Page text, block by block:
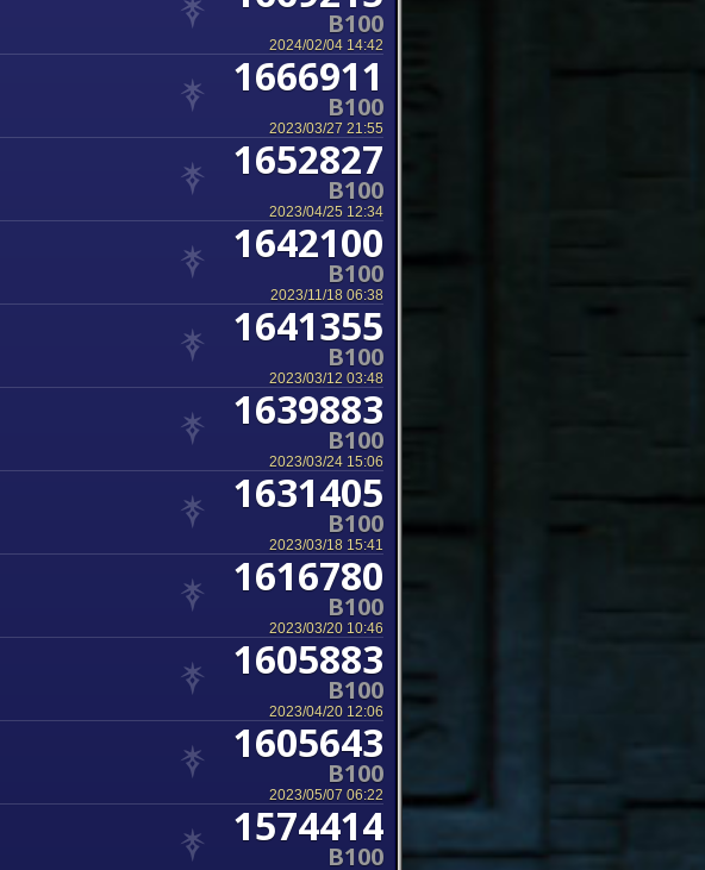
B100
2024/02/04 14:42
1666911
B100
2023/03/27 21:55
1652827
B100
2023/04/25 12:34
1642100
B100
2023/11/18 06:38
1641355
B100
2023/03/12 03:48
1639883
B100
2023/03/24 15:06
1631405
B100
2023/03/18 15:41
1616780
B100
2023/03/20 10:46
1605883
B100
2023/04/20 12:06
1605643
B100
2023/05/07 06:22
1574414
B100